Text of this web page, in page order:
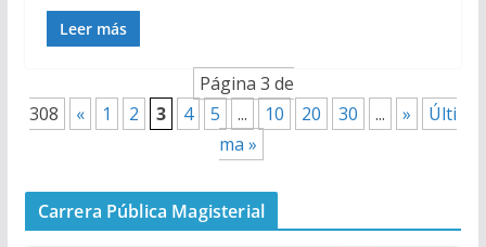
Leer más
Página 3 de
308
« 1 2 3 4 5 ... 10 20 30 ... »
Últi
ma »
Carrera Pública Magisterial